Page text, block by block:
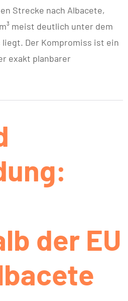
Strecke nach Albacete,
meist deutlich unter dem
Der Kompromiss ist ein
exakt planbarer
der EU